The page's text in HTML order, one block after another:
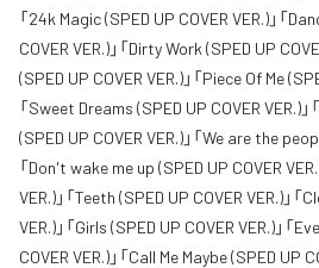
「24k Magic (SPED UP COVER VER.)」「
COVER VER.)」「Dirty Work (SPED UP
(SPED UP COVER VER.)」「Piece Of Me
「Sweet Dreams (SPED UP COVER VER.)
(SPED UP COVER VER.)」「We are the
「Don't wake me up (SPED UP COVER
VER.)」「Teeth (SPED UP COVER VER.)」「
VER.)」「Girls (SPED UP COVER VER.)」「
COVER VER.)」「Call Me Maybe (SPED UP